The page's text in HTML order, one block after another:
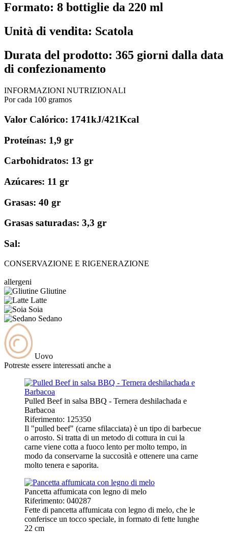
Formato: 8 bottiglie da 220 ml
Unità di vendita: Scatola
Durata del prodotto: 365 giorni dalla data
di confezionamento
INFORMAZIONI NUTRIZIONALI
Por cada 100 gramos
Valor Calórico: 1741kJ/421Kcal
Proteínas: 1,9 gr
Carbohidratos: 13 gr
Azúcares: 11 gr
Grasas: 40 gr
Grasas saturadas: 3,3 gr
Sal:
CONSERVAZIONE E RIGENERAZIONE
allergeni
Gliutine
Latte
Soia
Sedano
Uovo
Potreste essere interessati anche a
Pulled Beef in salsa BBQ - Ternera deshilachada e
Barbacoa
Riferimento: 125350
Il "pulled beef" (carne sfilacciata) è un tipo di barbecue
o arrosto. Si tratta di un metodo di cottura in cui la
carne viene cotta a fuoco lento per molto tempo, in
modo da conservarne la succosità e ottenere una carne
molto tenera e saporita.
Pancetta affumicata con legno di melo
Riferimento: 040287
Fette di pancetta affumicata con legno di melo, che le
conferisce un tocco speciale, in formato di fette lunghe
22 cm